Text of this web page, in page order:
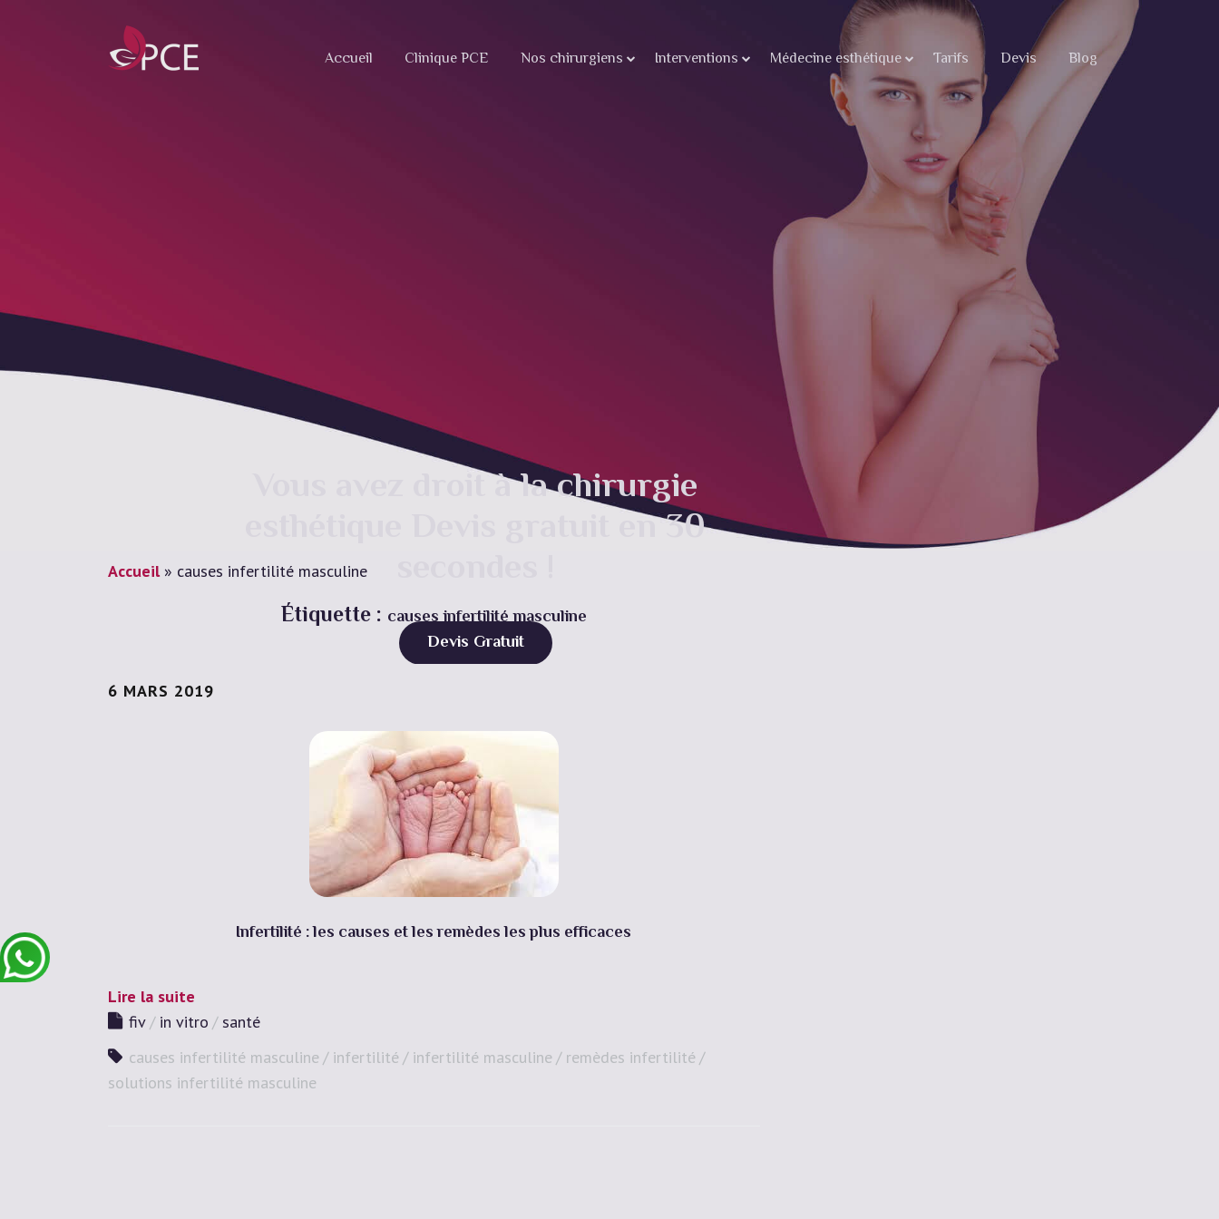
Accueil Clinique PCE Nos chirurgiens Interventions Médecine esthétique Tarifs Devis Blog
Vous avez droit à la chirurgie
esthétique Devis gratuit en 30
Devis Gratuit
Accueil» causes infertilité masculine
Étiquette : causes infertilité masculine
6 MARS 2019
Infertilité : les causes et les remèdes les plus efficaces
Lire la suite
fiv
in vitro
santé
causes infertilité masculine
infertilité infertilité masculine
remèdes infertilité
solutions infertilité masculine